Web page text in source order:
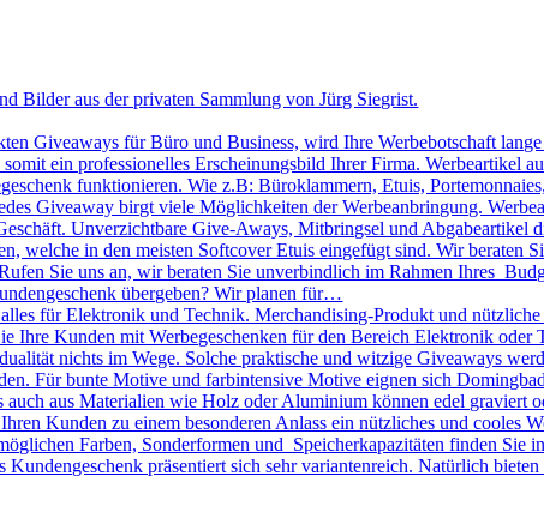
Bilder aus der privaten Sammlung von Jürg Siegrist.
Giveaways für Büro und Business, wird Ihre Werbebotschaft
ein professionelles Erscheinungsbild Ihrer Firma. Werbeartikel
funktionieren. Wie z.B: Büroklammern, Etuis,
Giveaway birgt viele Möglichkeiten der Werbeanbringung.
Unverzichtbare Give-Aways, Mitbringsel und Abgabeartikel
welche in den meisten Softcover Etuis eingefügt sind. Wir beraten
Sie uns an, wir beraten Sie unverbindlich im Rahmen Ihres
übergeben? Wir planen für…
für Elektronik und Technik. Merchandising-Produkt und
Ihre Kunden mit Werbegeschenken für den Bereich Elektronik
nichts im Wege. Solche praktische und witzige Giveaways
Für bunte Motive und farbintensive Motive eignen sich
aus Materialien wie Holz oder Aluminium können edel graviert
Kunden zu einem besonderen Anlass ein nützliches und cooles
Farben, Sonderformen und Speicherkapazitäten finden Sie
Kundengeschenk präsentiert sich sehr variantenreich. Natürlich